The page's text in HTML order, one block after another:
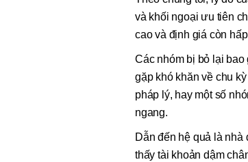
và khối ngoại ưu tiên
cao và định giá còn
Các nhóm bị bỏ lại
gặp khó khăn về chu
pháp lý, hay một số
ngang.
Dẫn đến hệ quả là nhà
thấy tài khoản dậm